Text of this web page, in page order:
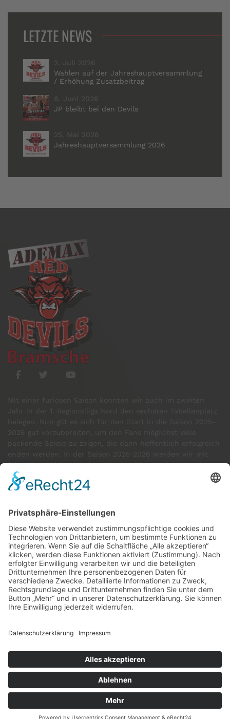
LETZTE NEWS
2. Juli 2026
Wahlen auf der Jahreshauptversammlung
/ Erhöhung Zusatzbeitrag
8. Juni 2026
JP bleibt bei den Devils
25. Mai 2026
Jahreshauptversammlung 2026
Mit einer furiosen Saison konnten wir auch im zweiten
Jahr in der 1. Regionalliga Nord den sechsten Tabellenplatz
packende Spiele zu zeigen, die dann hoffentlich erfolgreich
folgenden Spielern in der 1. Regionalliga Nord an den Start
gehen:
GÄSTE ONLINE
Aktuell:5 Gäste
Rekord: 922 Gäste am 30. Mai 2026 @ 21:22
LETZTEMATCHES
DBV CHARLOTTENBURG 79 60 RED DEVILS
Impressum Datenschutz Cookie-Einstellungen
Umsetzung:www.mumbomedia.de